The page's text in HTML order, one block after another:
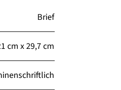
Brief
cm x 29,7 cm